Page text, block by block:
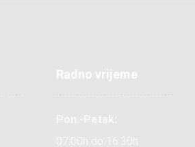
Radno vrijeme